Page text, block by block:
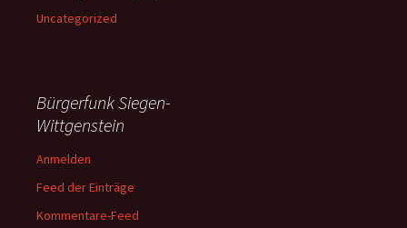
Uncategorized
Bürgerfunk Siegen-
Wittgenstein
Anmelden
Feed der Einträge
Kommentare-Feed